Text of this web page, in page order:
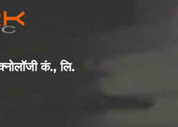
कं., लि.